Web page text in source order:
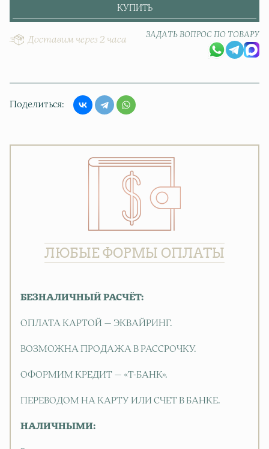
КУПИТЬ
Доставим через 2 часа
ЗАДАТЬ ВОПРОС ПО ТОВАРУ
Поделиться
ЛЮБЫЕ ФОРМЫ ОПЛАТЫ
БЕЗНАЛИЧНЫЙ РАСЧЁТ:
ОПЛАТА КАРТОЙ — ЭКВАЙРИНГ.
ВОЗМОЖНА ПРОДАЖА В РАССРОЧКУ.
ОФОРМИМ КРЕДИТ — «Т-БАНК».
ПЕРЕВОДОМ НА КАРТУ ИЛИ СЧЕТ В БАНКЕ.
НАЛИЧНЫМИ: